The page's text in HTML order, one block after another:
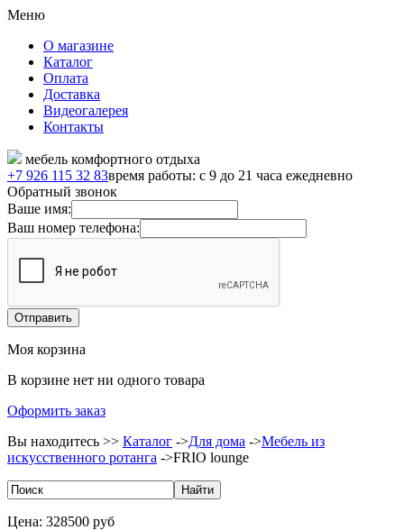
Меню
О магазине
Каталог
Оплата
Доставка
Видеогалерея
Контакты
мебель комфортного отдыха
+7 926 115 32 83время работы: с 9 до 21 часа ежедневно
Обратный звонок
Ваше имя:
Ваш номер телефона:
Моя корзина
В корзине нет ни одного товара
Оформить заказ
Вы находитесь >> Каталог ->Для дома ->Мебель из
искусственного ротанга ->FRIO lounge
Цена: 328500 руб